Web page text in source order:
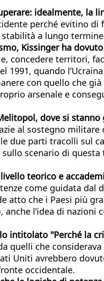
idealmente, la
perché evitino di
a lungo
Kissinger ha
concedere territori,
quando
con quello che
arsenale e
dove si
al sostegno
due parti tracolli sul
scenario di
teorico e
come guidata dal
atto che i Paesi più
l’idea di nazioni
intitolato "Perché la
quelli che
Uniti avrebbero
occidentale.